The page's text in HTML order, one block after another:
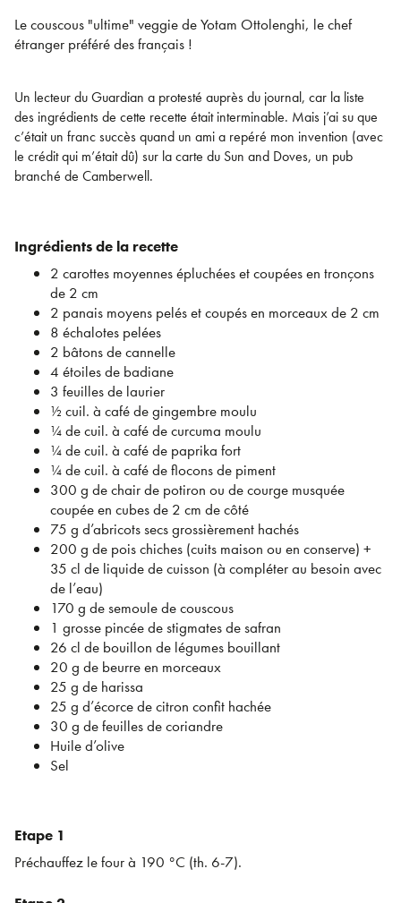
Le couscous "ultime" veggie de Yotam Ottolenghi, le chef
étranger préféré des français !
Un lecteur du Guardian a protesté auprès du journal, car la liste
des ingrédients de cette recette était interminable. Mais j’ai su que
c’était un franc succès quand un ami a repéré mon invention (avec
le crédit qui m’était dû) sur la carte du Sun and Doves, un pub
branché de Camberwell.
Ingrédients de la recette
2 carottes moyennes épluchées et coupées en tronçons
de 2 cm
2 panais moyens pelés et coupés en morceaux de 2 cm
8 échalotes pelées
2 bâtons de cannelle
4 étoiles de badiane
3 feuilles de laurier
½ cuil. à café de gingembre moulu
¼ de cuil. à café de curcuma moulu
¼ de cuil. à café de paprika fort
¼ de cuil. à café de flocons de piment
300 g de chair de potiron ou de courge musquée
coupée en cubes de 2 cm de côté
75 g d’abricots secs grossièrement hachés
200 g de pois chiches (cuits maison ou en conserve) +
35 cl de liquide de cuisson (à compléter au besoin avec
de l’eau)
170 g de semoule de couscous
1 grosse pincée de stigmates de safran
26 cl de bouillon de légumes bouillant
20 g de beurre en morceaux
25 g de harissa
25 g d’écorce de citron confit hachée
30 g de feuilles de coriandre
Huile d’olive
Sel
Etape 1
Préchauffez le four à 190 °C (th. 6-7).